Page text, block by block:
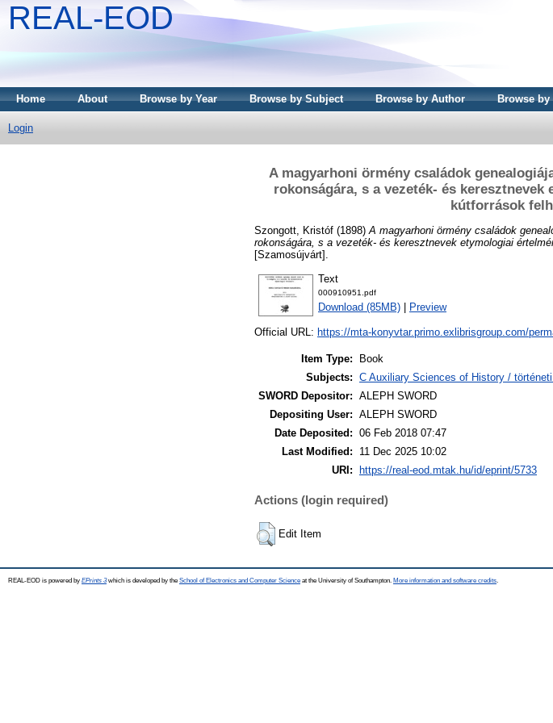
REAL-EOD
Home About Browse by Year Browse by Subject Browse by Author Browse by
Login
A magyarhoni örmény családok
rokonságára, s a vezeték- és
kútforrások
Szongott, Kristóf (1898) A magyarhoni örmény családok
rokonságára, s a vezeték- és keresztnevek etymologiai
[Szamosújvárt].
Text
000910951.pdf
Download (85MB) Preview
Official URL: https://mta-konyvtar.primo.exlibrisgroup.com/
Item Type:
Book
Subjects: C Auxiliary Sciences of History /
SWORD Depositor: ALEPH SWORD
Depositing User: ALEPH SWORD
Date Deposited: 06 Feb 2018 07:47
Last Modified:
11 Dec 2025 10:02
URI:
https://real-eod.mtak.hu/id/eprint/5733
Actions (login required)
Edit Item
REAL-EOD is powered by EPrints 3which is developed by the School of Electronics and Computer Science at the University of Southampton. More information and software credits